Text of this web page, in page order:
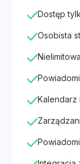
Dostęp
Osobista
Kalendarz